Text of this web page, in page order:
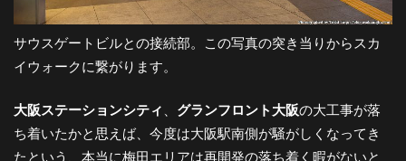
サウスゲートビルとの接続部。この写真の突き当りからスカ
イウォークに繋がります。
大阪ステーションシティ 、 グランフロント大阪の大工事が落
ち着いたかと思えば、今度は大阪駅南側が騒がしくなってき
たという、本当に梅田エリアは再開発の落ち着く暇がないと